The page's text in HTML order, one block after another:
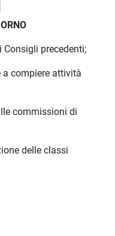
Consigli precedenti;
a compiere attività
commissioni di
delle classi